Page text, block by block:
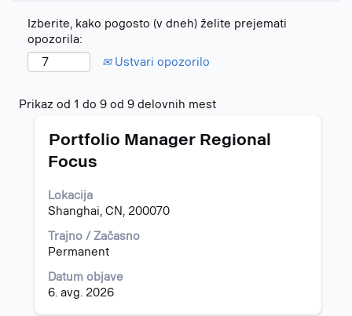
Izberite, kako pogosto (v dneh) želite prejemati
opozorila:
Ustvari opozorilo
Prikaz od 1 do 9 od 9 delovnih mestRezultati
za
"".
Naziv
Portfolio Manager Regional
Focus
Lokacija
Shanghai, CN, 200070
Trajno / Začasno
Permanent
Datum objave
6. avg. 2026
Izberite
preslednico,
vidite
celotno
vsebino
podatkov
delovnem
mestu.